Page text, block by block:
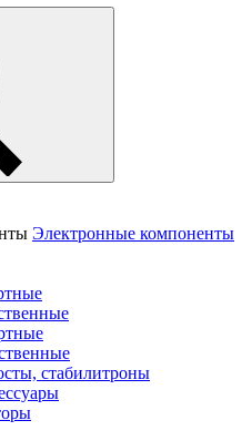
Электронные компоненты
стабилитроны